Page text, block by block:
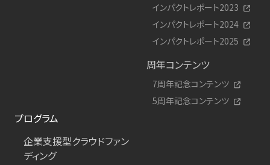
インパクトレポート2023
インパクトレポート2024
インパクトレポート2025
周年コンテンツ
7周年記念コンテンツ
5周年記念コンテンツ
プログラム
企業支援型クラウドファン
ディング